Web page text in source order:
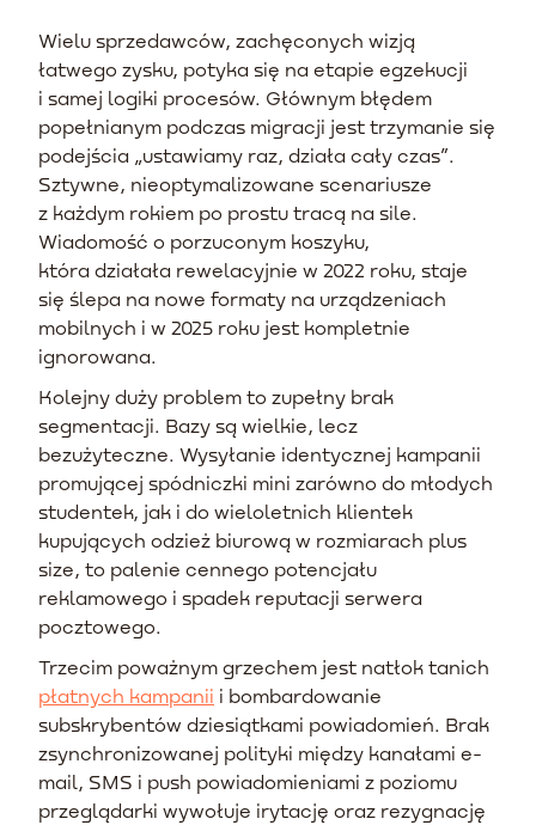
Wielu sprzedawców, zachęconych wizją
łatwego zysku, potyka się na etapie egzekucji
i samej logiki procesów. Głównym błędem
popełnianym podczas migracji jest trzymanie się
podejścia „ustawiamy raz, działa cały czas”.
Sztywne, nieoptymalizowane scenariusze
z każdym rokiem po prostu tracą na sile.
Wiadomość o porzuconym koszyku,
która działała rewelacyjnie w 2022 roku, staje
się ślepa na nowe formaty na urządzeniach
mobilnych i w 2025 roku jest kompletnie
ignorowana.
Kolejny duży problem to zupełny brak
segmentacji. Bazy są wielkie, lecz
bezużyteczne. Wysyłanie identycznej kampanii
promującej spódniczki mini zarówno do młodych
studentek, jak i do wieloletnich klientek
kupujących odzież biurową w rozmiarach plus
size, to palenie cennego potencjału
reklamowego i spadek reputacji serwera
pocztowego.
Trzecim poważnym grzechem jest natłok tanich
płatnych kampanii i bombardowanie
subskrybentów dziesiątkami powiadomień. Brak
zsynchronizowanej polityki między kanałami e-
mail, SMS i push powiadomieniami z poziomu
przeglądarki wywołuje irytację oraz rezygnację